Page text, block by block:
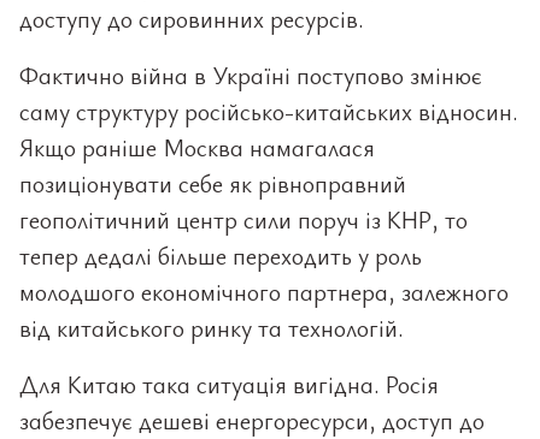
доступу до сировинних ресурсів.
Фактично війна в Україні поступово змінює
саму структуру російсько-китайських відносин.
Якщо раніше Москва намагалася
позиціонувати себе як рівноправний
геополітичний центр сили поруч із КНР, то
тепер дедалі більше переходить у роль
молодшого економічного партнера, залежного
від китайського ринку та технологій.
Для Китаю така ситуація вигідна. Росія
забезпечує дешеві енергоресурси, доступ до